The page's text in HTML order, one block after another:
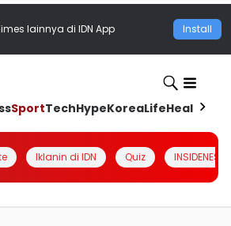
lainnya di IDN App Install
SportTechHypeKoreaLifeHealth
Iklanin di IDN Quiz INSIDENESIA